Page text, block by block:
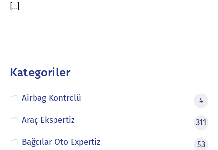
[…]
Kategoriler
Airbag Kontrolü
4
Araç Ekspertiz
311
Bağcılar Oto Expertiz
53